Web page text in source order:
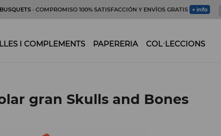
· COMPROMISO 100% SATISFACCIÓN Y ENVÍOS GRATIS + info
I COMPLEMENTS PAPERERIA COL·LECCIONS
gran Skulls and Bones